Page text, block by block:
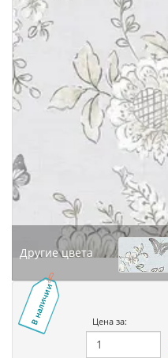
Другие цвета
В наличии
Цена за: